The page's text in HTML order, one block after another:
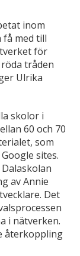
inom
få med till
för
tråden
Ulrika
skolor i
60 och 70
som
sites.
av Annie
Det
i nätverken.
återkoppling